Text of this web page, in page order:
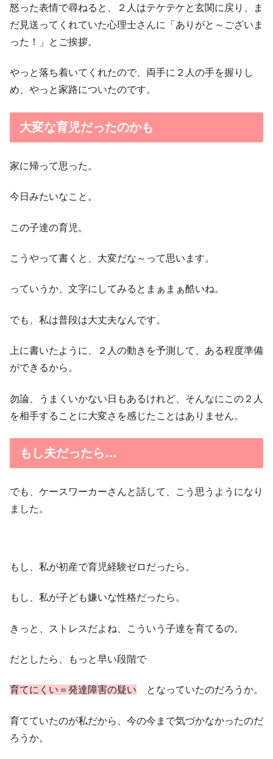
怒った表情で尋ねると、２人はテケテケと玄関に戻り、ま
だ見送ってくれていた心理士さんに「ありがと～ございま
った！」とご挨拶。
やっと落ち着いてくれたので、両手に２人の手を握りし
め、やっと家路についたのです。
大変な育児だったのかも
家に帰って思った。
今日みたいなこと。
この子達の育児。
こうやって書くと、大変だな～って思います。
っていうか、文字にしてみるとまぁまぁ酷いね。
でも、私は普段は大丈夫なんです。
上に書いたように、２人の動きを予測して、ある程度準備
ができるから。
勿論、うまくいかない日もあるけれど、そんなにこの２人
を相手することに大変さを感じたことはありません。
もし夫だったら…
でも、ケースワーカーさんと話して、こう思うようになり
ました。
もし、私が初産で育児経験ゼロだったら。
もし、私が子ども嫌いな性格だったら。
きっと、ストレスだよね、こういう子達を育てるの。
だとしたら、もっと早い段階で
育てにくい＝発達障害の疑い となっていたのだろうか。
育てていたのが私だから、今の今まで気づかなかったのだ
ろうか。